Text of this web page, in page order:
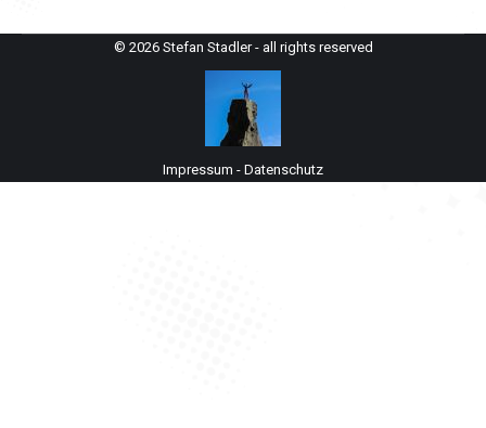
© 2026 Stefan Stadler - all rights reserved
Impressum - Datenschutz